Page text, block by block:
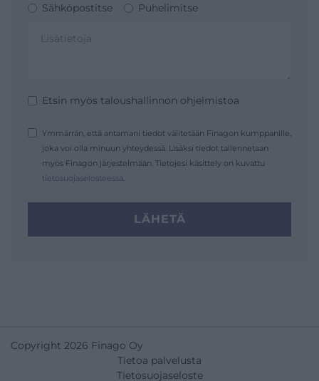
Sähköpostitse Puhelimitse
Etsin myös taloushallinnon ohjelmistoa
Ymmärrän, että antamani tiedot välitetään Finagon kumppanille,
joka voi olla minuun yhteydessä. Lisäksi tiedot tallennetaan
myös Finagon järjestelmään. Tietojesi käsittely on kuvattu
tietosuojaselosteessa .
LÄHETÄ
Copyright 2026 Finago Oy
Tietoa palvelusta
Tietosuojaseloste